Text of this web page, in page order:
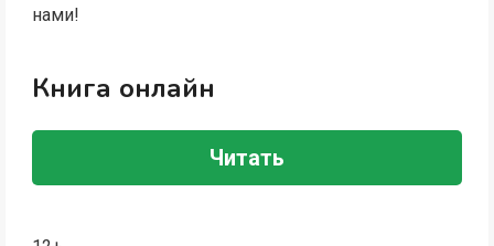
нами!
Книга онлайн
Читать